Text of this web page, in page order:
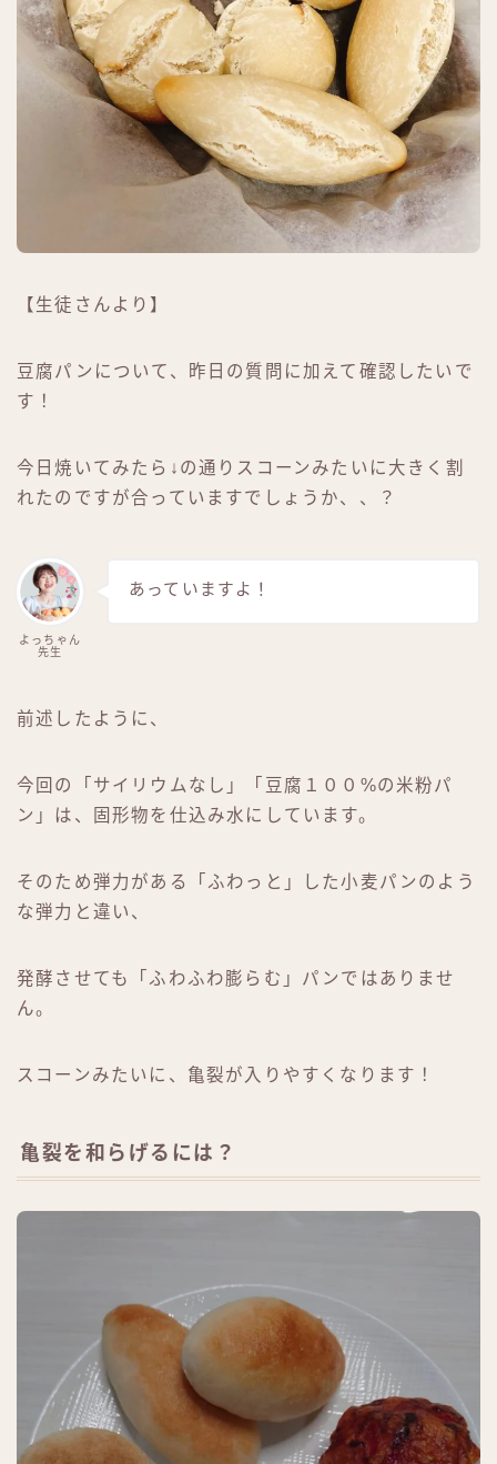
【生徒さんより】
豆腐パンについて、昨日の質問に加えて確認したいで
す！
今日焼いてみたら↓の通りスコーンみたいに大きく割
れたのですが合っていますでしょうか、、？
よっちゃん
先生
あっていますよ！
前述したように、
今回の「サイリウムなし」「豆腐１００%の米粉パ
ン」は、固形物を仕込み水にしています。
そのため弾力がある「ふわっと」した小麦パンのよう
な弾力と違い、
発酵させても「ふわふわ膨らむ」パンではありませ
ん。
スコーンみたいに、亀裂が入りやすくなります！
亀裂を和らげるには？